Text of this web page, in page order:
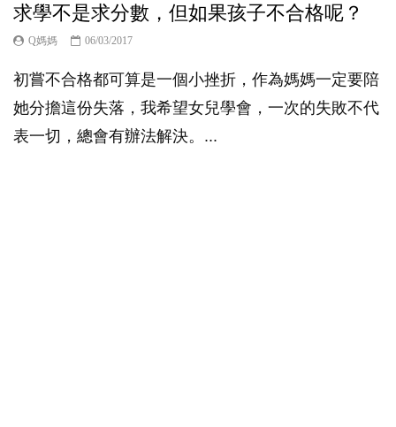
求學不是求分數，但如果孩子不合格呢？
Q媽媽 06/03/2017
初嘗不合格都可算是一個小挫折，作為媽媽一定要陪
她分擔這份失落，我希望女兒學會，一次的失敗不代
表一切，總會有辦法解決。...